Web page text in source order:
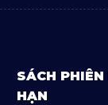
Sách Tôn
SÁCH
HẠN